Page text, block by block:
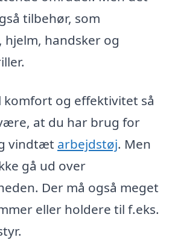
tilbehør, som
hjelm, handsker og
komfort og effektivitet så
at du har brug for
vindtæt arbejdstøj. Men
gå ud over
Der må også meget
eller holdere til f.eks.